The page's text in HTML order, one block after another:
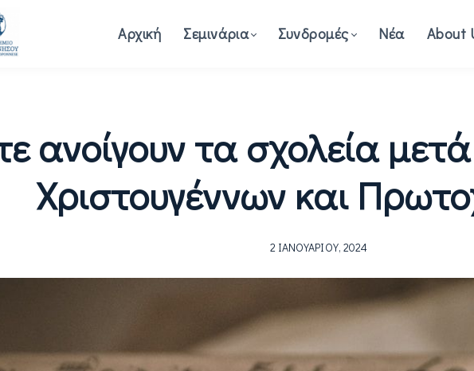
Αρχική Σεμινάρια Συνδρομές Νέα About
ανοίγουν τα σχολεία
Χριστουγέννων και
2 ΙΑΝΟΥΑΡΊΟΥ, 2024